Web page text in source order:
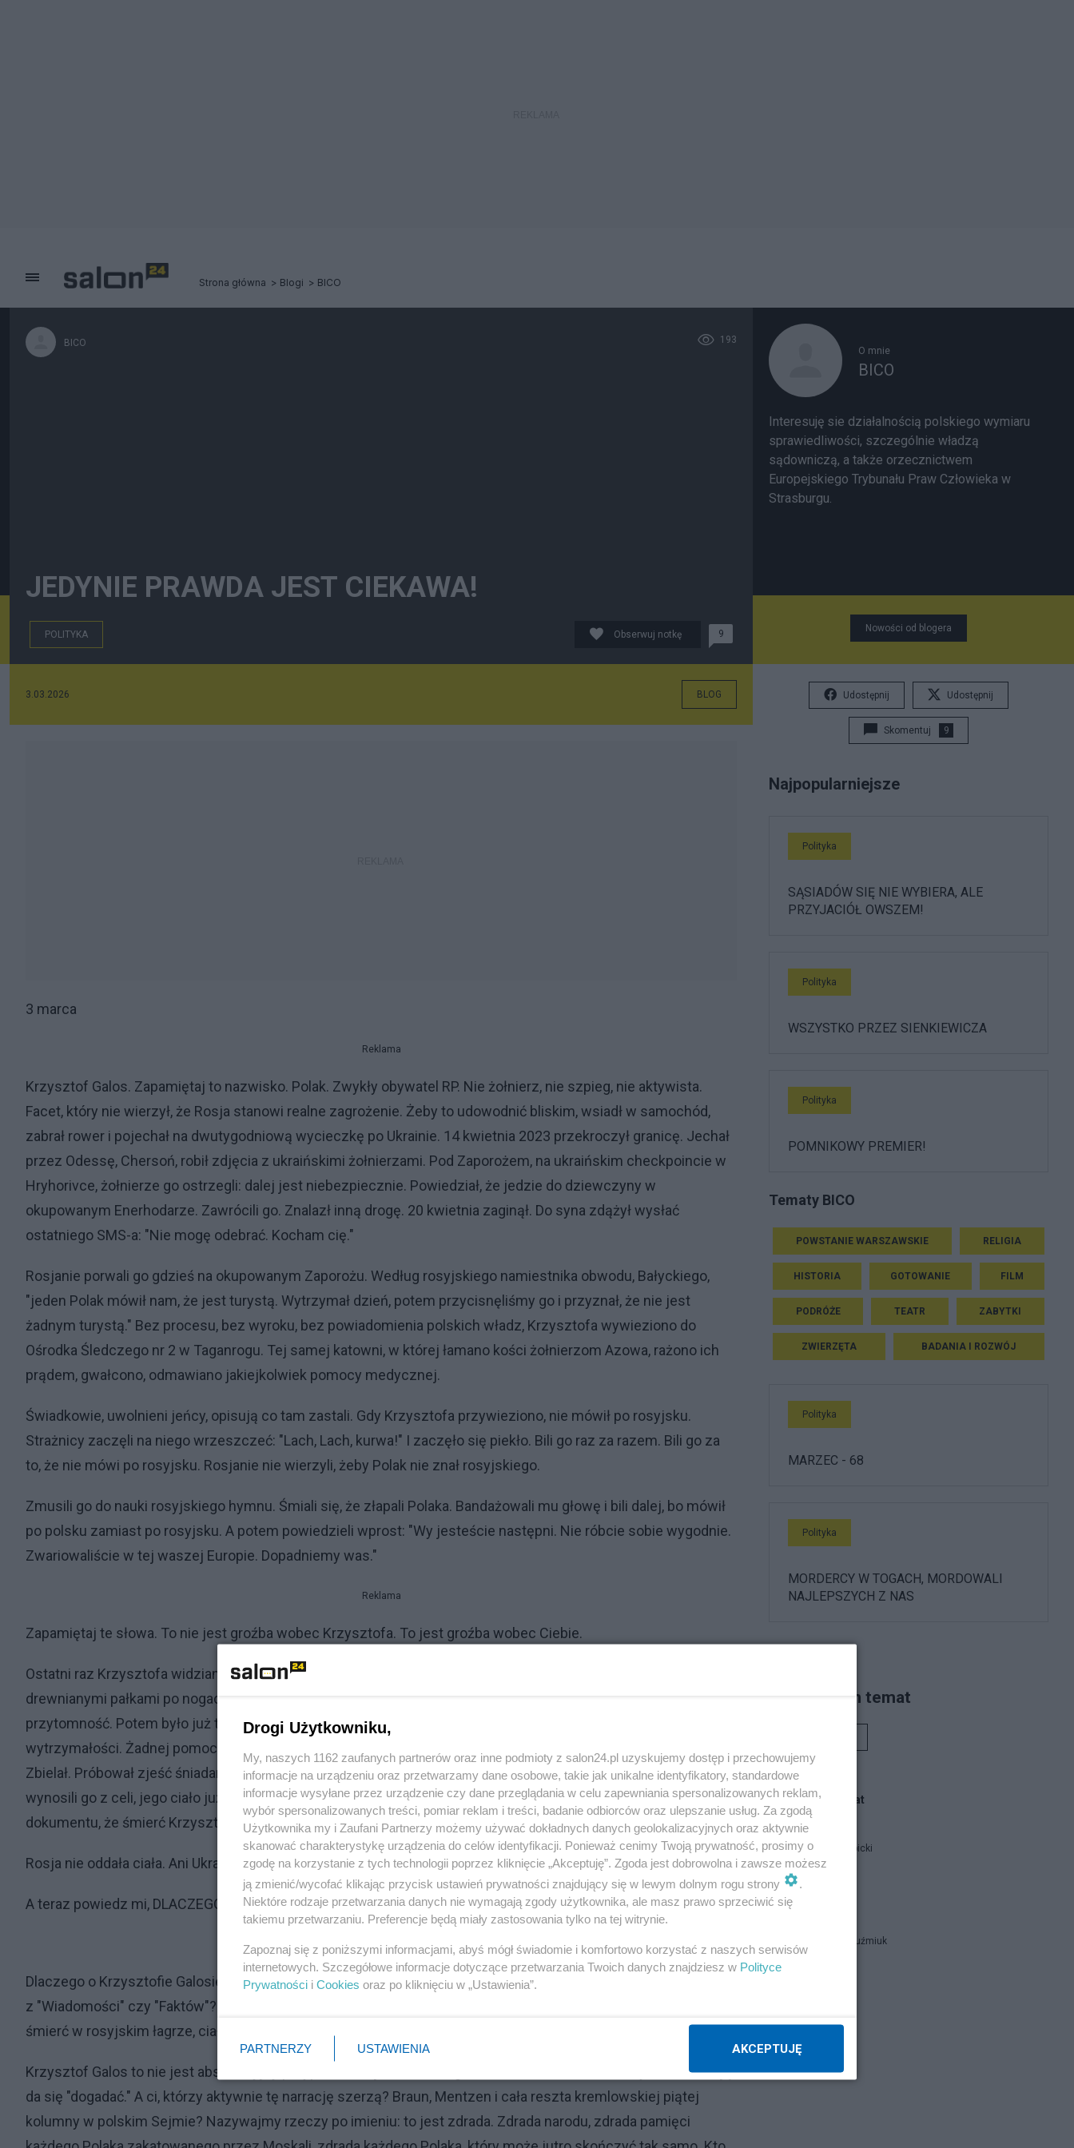
Strona główna Blogi BICO
BICO 193
JEDYNIE PRAWDA JEST CIEKAWA!
POLITYKA Obserwuj notkę 9
3.03.2026 BLOG
3 marca
Reklama
Krzysztof Galos. Zapamiętaj to nazwisko. Polak. Zwykły obywatel RP. Nie żołnierz, nie szpieg, nie aktywista.
Facet, który nie wierzył, że Rosja stanowi realne zagrożenie. Żeby to udowodnić bliskim, wsiadł w samochód,
zabrał rower i pojechał na dwutygodniową wycieczkę po Ukrainie. 14 kwietnia 2023 przekroczył granicę. Jechał
przez Odessę, Chersoń, robił zdjęcia z ukraińskimi żołnierzami. Pod Zaporożem, na ukraińskim checkpoincie w
Hryhorivce, żołnierze go ostrzegli: dalej jest niebezpiecznie. Powiedział, że jedzie do dziewczyny w
okupowanym Enerhodarze. Zawrócili go. Znalazł inną drogę. 20 kwietnia zaginął. Do syna zdążył wysłać
ostatniego SMS-a: "Nie mogę odebrać. Kocham cię."
Rosjanie porwali go gdzieś na okupowanym Zaporożu. Według rosyjskiego namiestnika obwodu, Bałyckiego,
"jeden Polak mówił nam, że jest turystą. Wytrzymał dzień, potem przycisnęliśmy go i przyznał, że nie jest
żadnym turystą." Bez procesu, bez wyroku, bez powiadomienia polskich władz, Krzysztofa wywieziono do
Ośrodka Śledczego nr 2 w Taganrogu. Tej samej katowni, w której łamano kości żołnierzom Azowa, rażono ich
prądem, gwałcono, odmawiano jakiejkolwiek pomocy medycznej.
Świadkowie, uwolnieni jeńcy, opisują co tam zastali. Gdy Krzysztofa przywieziono, nie mówił po rosyjsku.
Strażnicy zaczęli na niego wrzeszczeć: "Lach, Lach, kurwa!" I zaczęło się piekło. Bili go raz za razem. Bili go za
to, że nie mówi po rosyjsku. Rosjanie nie wierzyli, żeby Polak nie znał rosyjskiego.
Zmusili go do nauki rosyjskiego hymnu. Śmiali się, że złapali Polaka. Bandażowali mu głowę i bili dalej, bo mówił
po polsku zamiast po rosyjsku. A potem powiedzieli wprost: "Wy jesteście następni. Nie róbcie sobie wygodnie.
Zwariowaliście w tej waszej Europie. Dopadniemy was."
Reklama
Zapamiętaj te słowa. To nie jest groźba wobec Krzysztofa. To jest groźba wobec Ciebie.
Ostatni raz Krzysztofa widziano żywego w lipcu 2023. Tego dnia strażnicy tłukli go i współwięźniów
drewnianymi pałkami po nogach za to, że patrzyli przez okno. Bili tak mocno, że krew spłynęła do nóg i tracił
przytomność. Potem było już tylko gorzej. Nie mógł chodzić, nie mógł siedzieć, całe ciało skatowane do granic
wytrzymałości. Żadnej pomocy medycznej. Pewnego ranka powiedział łamanym rosyjskim: "Chyba umrę."
Zbielał. Próbował zjeść śniadanie, łyżka wypadła mu z ręki, kasza wylewała się z ust. Stracił przytomność. Gdy
wynosili go z celi, jego ciało już sztywniało. Tego wieczoru strażnicy zmusili współwięźniów do podpisania
dokumentu, że śmierć Krzysztofa była "naturalna."
Rosja nie oddała ciała. Ani Ukrainie, ani Polsce. Rodzina nie dostała aktu zgonu. Nic.
A teraz powiedz mi, DLACZEGO TO NIE JEST TEMAT NUMER JEDEN W KAŻDYM POLSKIM MEDIUM?
Reklama
Dlaczego o Krzysztofie Galosie trzeba dowiadywać się z Instagrama i ukraińskich dziennikarzy śledczych, a nie
z "Wiadomości" czy "Faktów"? Dlaczego żaden polityk nie wali pięścią w stół? Polak, CYWIL, zakatowany na
śmierć w rosyjskim łagrze, ciało ukryte, śmierć zatuszowana, a Polska milczy?
Krzysztof Galos to nie jest abstrakcyjny przypadek. To jest twarz tego, co czeka KAŻDEGO, kto myśli, że z Rosją
da się "dogadać." A ci, którzy aktywnie tę narrację szerzą? Braun, Mentzen i cała reszta kremlowskiej piątej
kolumny w polskim Sejmie? Nazywajmy rzeczy po imieniu: to jest zdrada. Zdrada narodu, zdrada pamięci
O mnie
BICO
Interesuję sie działalnością polskiego wymiaru
sprawiedliwości, szczególnie władzą
sądowniczą, a także orzecznictwem
Europejskiego Trybunału Praw Człowieka w
Strasburgu.
Nowości od blogera
Udostępnij Udostępnij
Skomentuj 9
Najpopularniejsze
Polityka
SĄSIADÓW SIĘ NIE WYBIERA, ALE
PRZYJACIÓŁ OWSZEM!
Polityka
WSZYSTKO PRZEZ SIENKIEWICZA
Polityka
POMNIKOWY PREMIER!
Tematy BICO
POWSTANIE WARSZAWSKIE RELIGIA
HISTORIA GOTOWANIE FILM
PODRÓŻE TEATR ZABYTKI
ZWIERZĘTA BADANIA I ROZWÓJ
Polityka
MARZEC - 68
Polityka
MORDERCY W TOGACH, MORDOWALI
NAJLEPSZYCH Z NAS
Piszą na ten temat
Blogi na ten temat
Jan Filip Libicki
Zbigniew Kuźmiuk
Drogi Użytkowniku,
My, naszych 1162 zaufanych partnerów oraz inne podmioty z salon24.pl uzyskujemy dostęp i przechowujemy
informacje na urządzeniu oraz przetwarzamy dane osobowe, takie jak unikalne identyfikatory, standardowe
informacje wysyłane przez urządzenie czy dane przeglądania w celu zapewniania spersonalizowanych reklam,
wybór spersonalizowanych treści, pomiar reklam i treści, badanie odbiorców oraz ulepszanie usług. Za zgodą
Użytkownika my i Zaufani Partnerzy możemy używać dokładnych danych geolokalizacyjnych oraz aktywnie
skanować charakterystykę urządzenia do celów identyfikacji. Ponieważ cenimy Twoją prywatność, prosimy o
zgodę na korzystanie z tych technologii poprzez kliknięcie „Akceptuję”. Zgoda jest dobrowolna i zawsze możesz
ją zmienić/wycofać klikając przycisk ustawień prywatności znajdujący się w lewym dolnym rogu strony
.
Niektóre rodzaje przetwarzania danych nie wymagają zgody użytkownika, ale masz prawo sprzeciwić się
takiemu przetwarzaniu. Preferencje będą miały zastosowania tylko na tej witrynie.
Zapoznaj się z poniższymi informacjami, abyś mógł świadomie i komfortowo korzystać z naszych serwisów
internetowych. Szczegółowe informacje dotyczące przetwarzania Twoich danych znajdziesz w Polityce
Prywatności i Cookies oraz po kliknięciu w „Ustawienia”.
PARTNERZY USTAWIENIA AKCEPTUJĘ